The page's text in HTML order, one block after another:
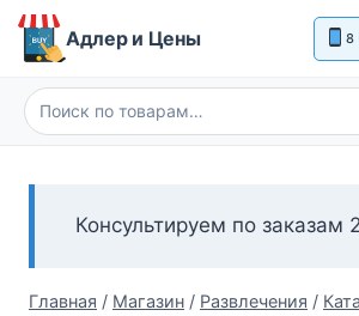
Перейти
Адлер и Цены 8
Искать:
Консультируем по заказам
Главная / Магазин / Развлечения /